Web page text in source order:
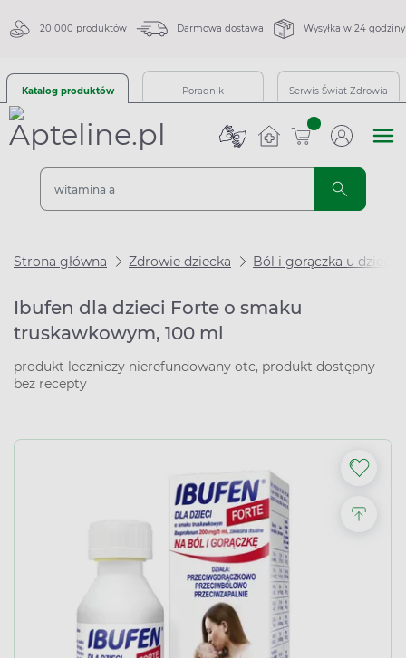
20 000 produktów Darmowa dostawa Wysyłka w 24 godziny
Katalog produktów Poradnik Serwis Świat Zdrowia
sztuk
Strona główna Zdrowie dziecka Ból i gorączka u dzieci
Ibufen dla dzieci Forte o smaku
truskawkowym, 100 ml
produkt leczniczy nierefundowany otc, produkt dostępny
bez recepty